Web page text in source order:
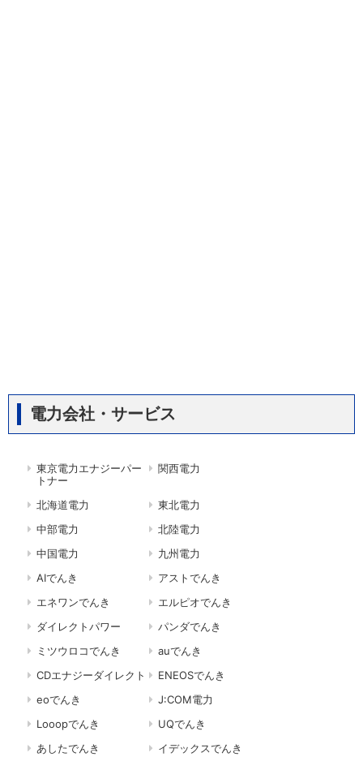
電力会社・サービス
東京電力エナジーパー
トナー
関西電力
北海道電力
東北電力
中部電力
北陸電力
中国電力
九州電力
AIでんき
アストでんき
エネワンでんき
エルピオでんき
ダイレクトパワー
パンダでんき
ミツウロコでんき
auでんき
CDエナジーダイレクト
ENEOSでんき
eoでんき
J:COM電力
Looopでんき
UQでんき
あしたでんき
イデックスでんき